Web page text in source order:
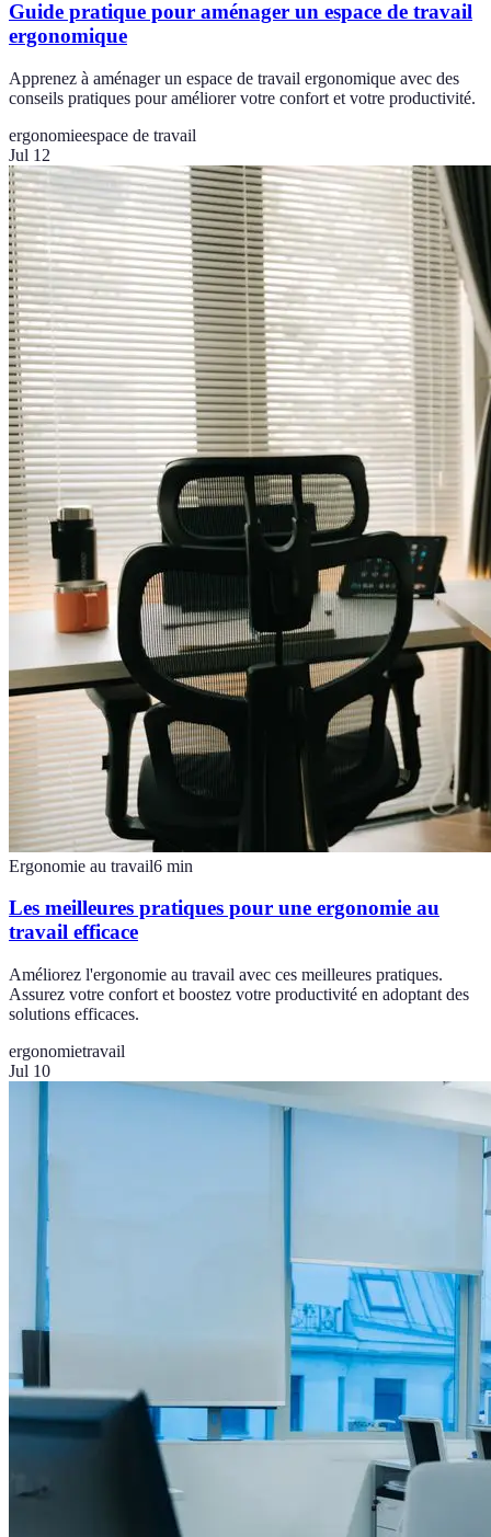
Guide pratique pour aménager un espace de travail
ergonomique
Apprenez à aménager un espace de travail ergonomique avec des
conseils pratiques pour améliorer votre confort et votre productivité.
ergonomieespace de travail
Jul 12
Ergonomie au travail6 min
Les meilleures pratiques pour une ergonomie au
travail efficace
Améliorez l'ergonomie au travail avec ces meilleures pratiques.
Assurez votre confort et boostez votre productivité en adoptant des
solutions efficaces.
ergonomietravail
Jul 10